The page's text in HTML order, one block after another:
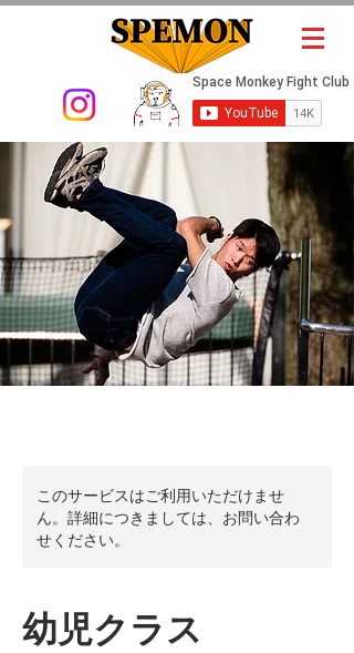
このサービスはご利用いただけませ
ん。詳細につきましては、お問い合わ
せください。
幼児クラス